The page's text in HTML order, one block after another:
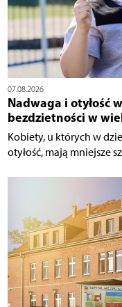
07.08.2026
Nadwaga i otyłość
bezdzietności w
Kobiety, u których w
otyłość, mają mniejsze